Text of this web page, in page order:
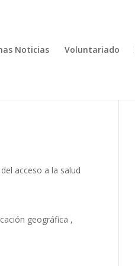
Noticias Voluntariado
acceso a la salud
geográfica ,